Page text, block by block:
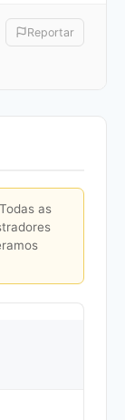
Reportar
as